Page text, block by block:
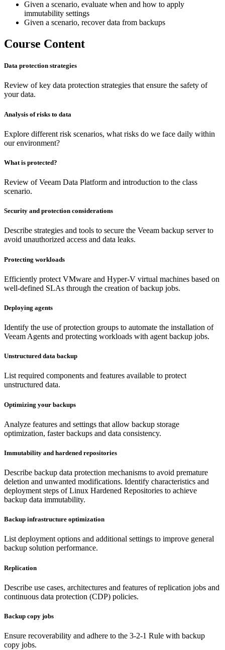
Given a scenario, evaluate when and how to apply
immutability settings
Given a scenario, recover data from backups
Course Content
Data protection strategies
Review of key data protection strategies that ensure the safety of
your data.
Analysis of risks to data
Explore different risk scenarios, what risks do we face daily within
our environment?
What is protected?
Review of Veeam Data Platform and introduction to the class
scenario.
Security and protection considerations
Describe strategies and tools to secure the Veeam backup server to
avoid unauthorized access and data leaks.
Protecting workloads
Efficiently protect VMware and Hyper-V virtual machines based on
well-defined SLAs through the creation of backup jobs.
Deploying agents
Identify the use of protection groups to automate the installation of
Veeam Agents and protecting workloads with agent backup jobs.
Unstructured data backup
List required components and features available to protect
unstructured data.
Optimizing your backups
Analyze features and settings that allow backup storage
optimization, faster backups and data consistency.
Immutability and hardened repositories
Describe backup data protection mechanisms to avoid premature
deletion and unwanted modifications. Identify characteristics and
deployment steps of Linux Hardened Repositories to achieve
backup data immutability.
Backup infrastructure optimization
List deployment options and additional settings to improve general
backup solution performance.
Replication
Describe use cases, architectures and features of replication jobs and
continuous data protection (CDP) policies.
Backup copy jobs
Ensure recoverability and adhere to the 3-2-1 Rule with backup
copy jobs.